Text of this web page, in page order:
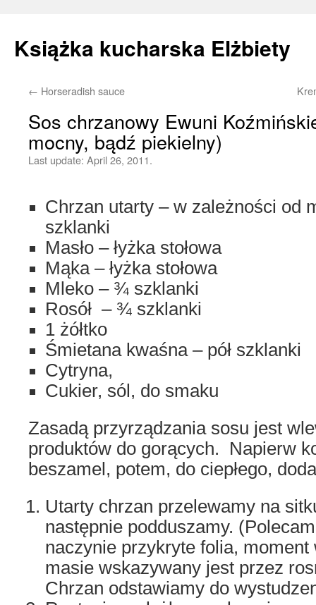
Książka kucharska Elżbiety
Skip
content
← Horseradish sauce
Sos chrzanowy Ewuni
mocny, bądź piekielny)
Last update: April 26, 2011.
Chrzan utarty – w zależności od
szklanki
Masło – łyżka stołowa
Mąka – łyżka stołowa
Mleko – ¾ szklanki
Rosół – ¾ szklanki
1 żółtko
Śmietana kwaśna – pół szklanki
Cytryna,
Cukier, sól, do smaku
Zasadą przyrządzania sosu jest
produktów do gorących. Napierw
beszamel, potem, do ciepłego,
Utarty chrzan przelewamy na
następnie podduszamy.
naczynie przykryte folia, moment
masie wskazywany jest przez
Chrzan odstawiamy do